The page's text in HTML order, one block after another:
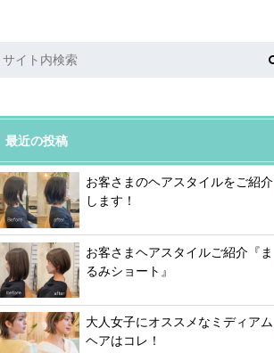
最近の投稿
お客さまのヘアスタイルをご紹介
します！
お客さまヘアスタイルご紹介『ま
るみショート』
大人女子にオススメなミディアム
ヘアはコレ！